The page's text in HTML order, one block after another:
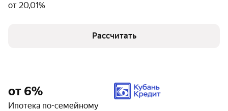
от 20,01%
Рассчитать
от 6%
Ипотека по-семейному